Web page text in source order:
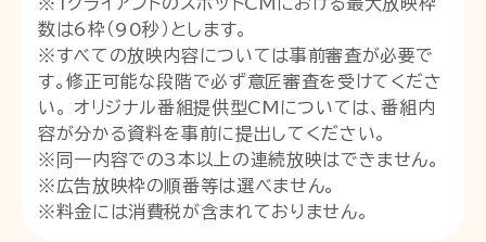
※1クライアントのスポットCMにおける最大放映枠
数は6枠（90秒）とします。
※すべての放映内容については事前審査が必要で
す。修正可能な段階で必ず意匠審査を受けてくださ
い。 オリジナル番組提供型CMについては、番組内
容が分かる資料を事前に提出してください。
※同一内容での3本以上の連続放映はできません。
※広告放映枠の順番等は選べません。
※料金には消費税が含まれておりません。